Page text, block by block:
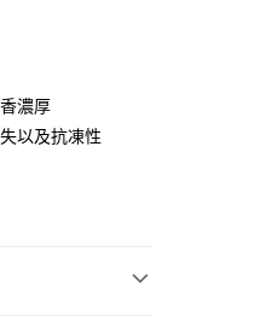
濃厚
以及抗凍性